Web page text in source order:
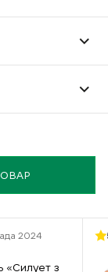
2024
«Силует з